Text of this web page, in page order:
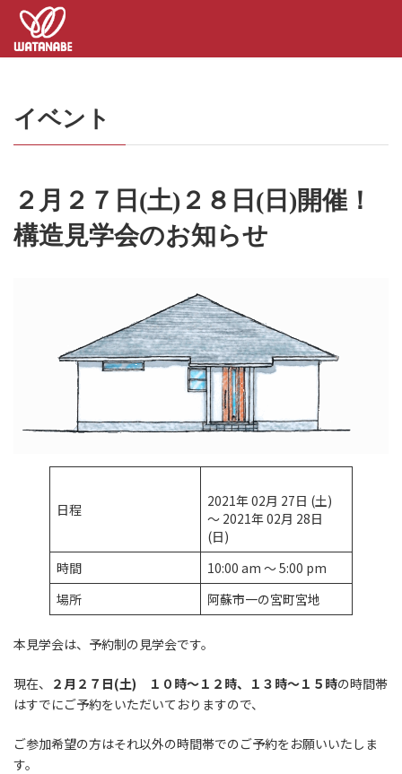
ン
ー
イベント
２月２７日(土)２８日(日)開催！
構造見学会のお知らせ
日程
2021年 02月 27日 (土)
～ 2021年 02月 28日
(日)
時間
10:00 am ～ 5:00 pm
場所
阿蘇市一の宮町宮地
本見学会は、予約制の見学会です。
現在、 ２月２７日(土) １０時～１２時、１３時～１５時の時間帯
はすでにご予約をいただいておりますので、
ご参加希望の方はそれ以外の時間帯でのご予約をお願いいたしま
す。